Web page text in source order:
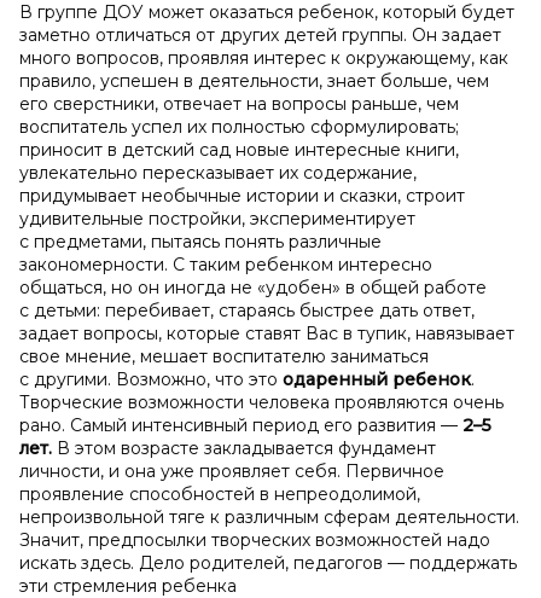
В группе ДОУ может оказаться ребенок, который будет
заметно отличаться от других детей группы. Он задает
много вопросов, проявляя интерес к окружающему, как
правило, успешен в деятельности, знает больше, чем
его сверстники, отвечает на вопросы раньше, чем
воспитатель успел их полностью сформулировать;
приносит в детский сад новые интересные книги,
увлекательно пересказывает их содержание,
придумывает необычные истории и сказки, строит
удивительные постройки, экспериментирует
с предметами, пытаясь понять различные
закономерности. С таким ребенком интересно
общаться, но он иногда не «удобен» в общей работе
с детьми: перебивает, стараясь быстрее дать ответ,
задает вопросы, которые ставят Вас в тупик, навязывает
свое мнение, мешает воспитателю заниматься
с другими. Возможно, что это одаренный ребенок.
Творческие возможности человека проявляются очень
рано. Самый интенсивный период его развития — 2–5
лет. В этом возрасте закладывается фундамент
личности, и она уже проявляет себя. Первичное
проявление способностей в непреодолимой,
непроизвольной тяге к различным сферам деятельности.
Значит, предпосылки творческих возможностей надо
искать здесь. Дело родителей, педагогов — поддержать
эти стремления ребенка